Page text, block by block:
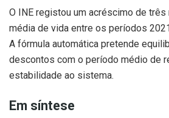
O INE registou um acréscimo de
média de vida entre os períodos
A fórmula automática pretende
descontos com o período médio de
estabilidade ao sistema.
Em síntese